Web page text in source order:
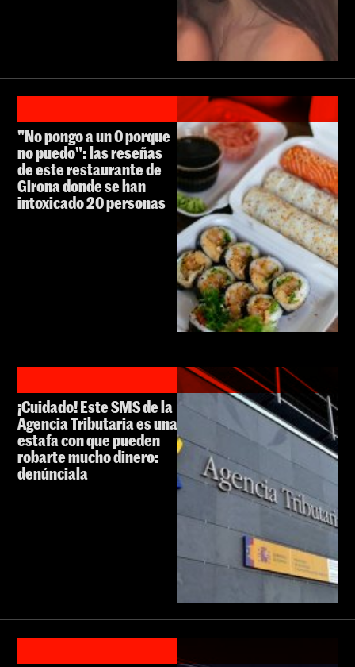
"No pongo a un 0 porque
no puedo": las reseñas
de este restaurante de
Girona donde se han
intoxicado 20 personas
¡Cuidado! Este SMS de la
Agencia Tributaria es una
estafa con que pueden
robarte mucho dinero:
denúnciala